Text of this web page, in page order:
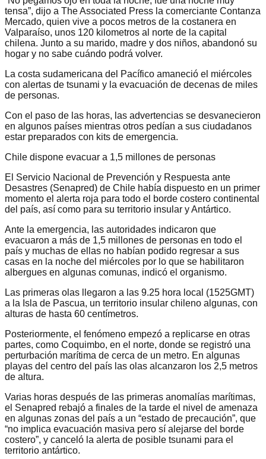
tensa”, dijo a The Associated Press la comerciante Contanza
Mercado, quien vive a pocos metros de la costanera en
Valparaíso, unos 120 kilometros al norte de la capital
chilena. Junto a su marido, madre y dos niños, abandonó su
hogar y no sabe cuándo podrá volver.
La costa sudamericana del Pacífico amaneció el miércoles
con alertas de tsunami y la evacuación de decenas de miles
de personas.
Con el paso de las horas, las advertencias se desvanecieron
en algunos países mientras otros pedían a sus ciudadanos
estar preparados con kits de emergencia.
Chile dispone evacuar a 1,5 millones de personas
El Servicio Nacional de Prevención y Respuesta ante
Desastres (Senapred) de Chile había dispuesto en un primer
momento el alerta roja para todo el borde costero continental
del país, así como para su territorio insular y Antártico.
Ante la emergencia, las autoridades indicaron que
evacuaron a más de 1,5 millones de personas en todo el
país y muchas de ellas no habían podido regresar a sus
casas en la noche del miércoles por lo que se habilitaron
albergues en algunas comunas, indicó el organismo.
Las primeras olas llegaron a las 9.25 hora local (1525GMT)
a la Isla de Pascua, un territorio insular chileno algunas, con
alturas de hasta 60 centímetros.
Posteriormente, el fenómeno empezó a replicarse en otras
partes, como Coquimbo, en el norte, donde se registró una
perturbación marítima de cerca de un metro. En algunas
playas del centro del país las olas alcanzaron los 2,5 metros
de altura.
Varias horas después de las primeras anomalías marítimas,
el Senapred rebajó a finales de la tarde el nivel de amenaza
en algunas zonas del país a un “estado de precaución”, que
“no implica evacuación masiva pero sí alejarse del borde
costero”, y canceló la alerta de posible tsunami para el
territorio antártico.